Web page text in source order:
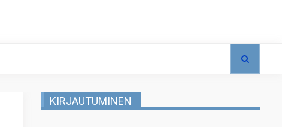
KIRJAUTUMINEN